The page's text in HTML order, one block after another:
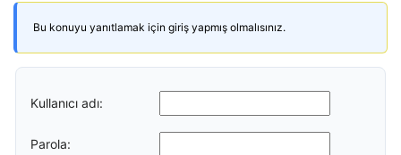
Bu konuyu yanıtlamak için giriş yapmış olmalısınız.
Kullanıcı adı:
Parola: